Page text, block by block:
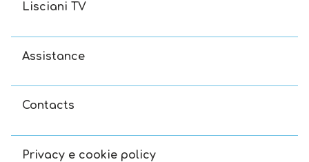
Lisciani TV
Assistance
Contacts
Privacy e cookie policy